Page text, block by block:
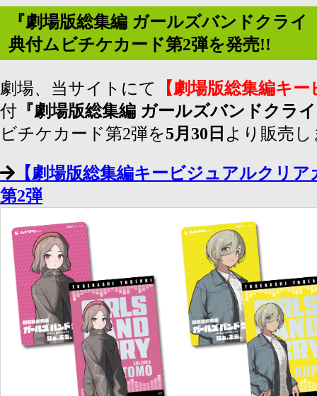
『劇場版総集編 ガールズバンドクラ
典付ムビチケカード第2弾を発売!!
劇場、当サイトにて
【劇場版総集編キ
付 『劇場版総集編 ガールズバンドクラ
ビチケカード第2弾を5月30日 より販売
【劇場版総集編キービジュアルクリ
第2弾